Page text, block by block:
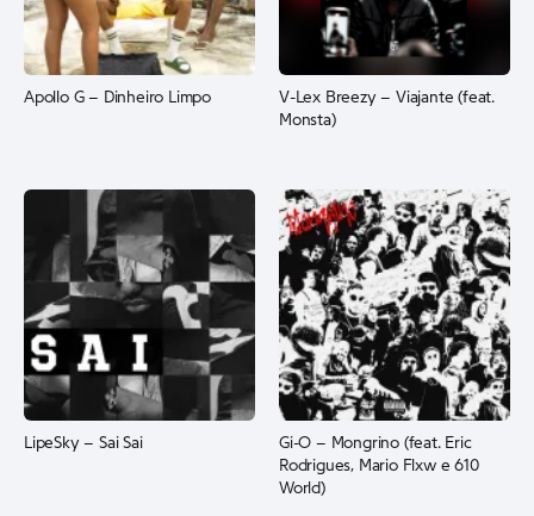
Apollo G – Dinheiro Limpo
V-Lex Breezy – Viajante (feat.
Monsta)
LipeSky – Sai Sai
Gi-O – Mongrino (feat. Eric
Rodrigues, Mario Flxw e 610
World)